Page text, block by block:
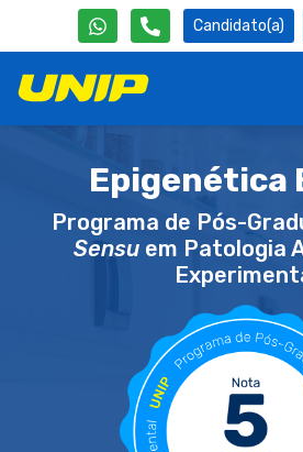
Candidato(a)
Epigenética
Programa de Pós-
Sensuem Patologia